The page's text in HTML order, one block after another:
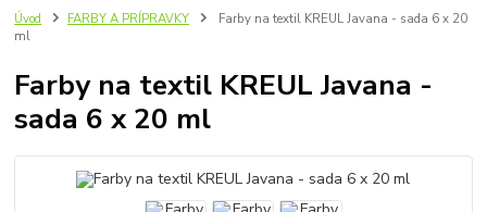
Úvod FARBY A PRÍPRAVKY
Farby na textil KREUL Javana - sada 6 x 20
ml
Farby na textil KREUL Javana -
sada 6 x 20 ml